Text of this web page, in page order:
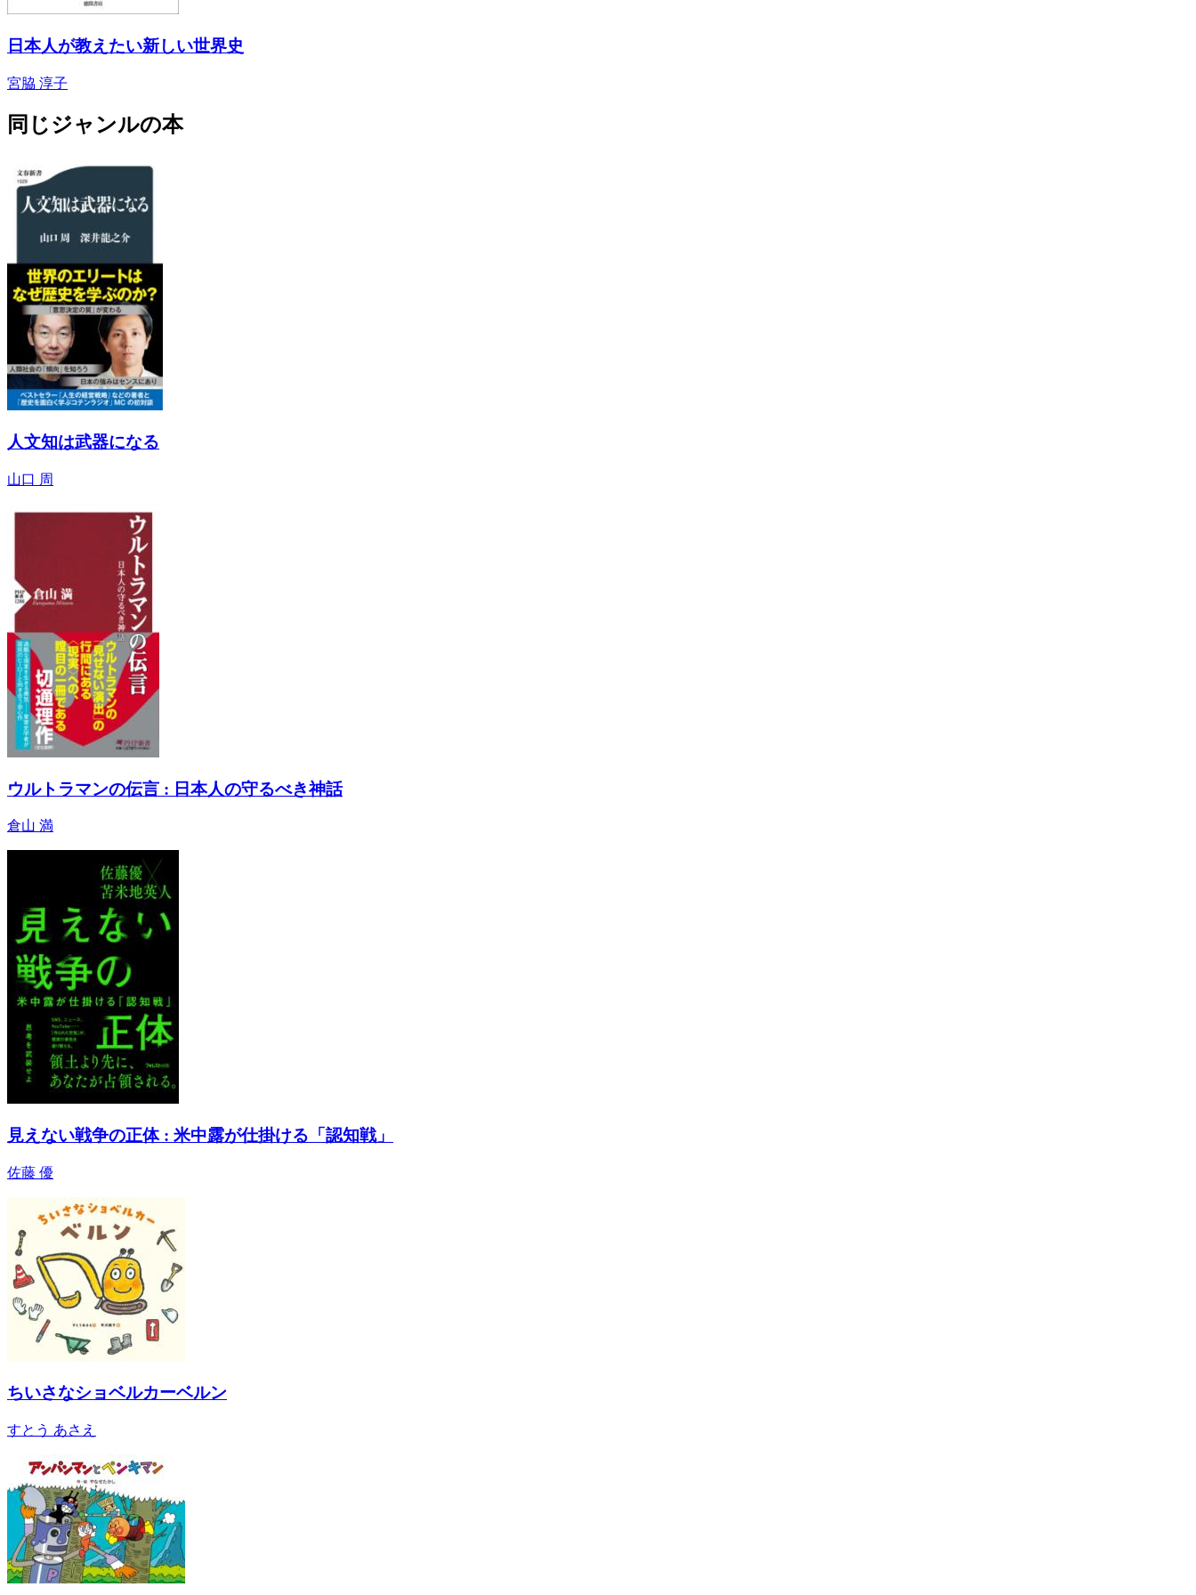
日本人が教えたい新しい世界史
宮脇 淳子
同じジャンルの本
人文知は武器になる
山口 周
ウルトラマンの伝言 : 日本人の守るべき神話
倉山 満
見えない戦争の正体 : 米中露が仕掛ける「認知戦」
佐藤 優
ちいさなショベルカーベルン
すとう あさえ